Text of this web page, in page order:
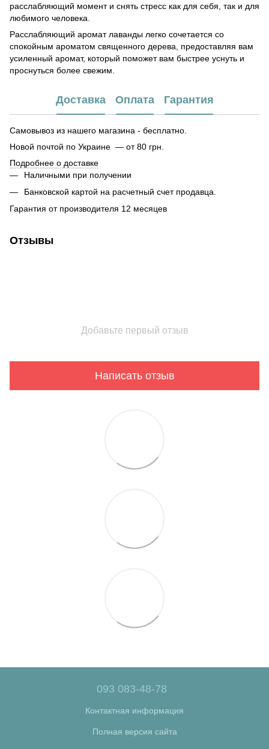
расслабляющий момент и снять стресс как для себя, так и для
любимого человека.
Расслабляющий аромат лаванды легко сочетается со
спокойным ароматом священного дерева, предоставляя вам
усиленный аромат, который поможет вам быстрее уснуть и
проснуться более свежим.
Доставка Оплата Гарантия
Самовывоз из нашего магазина - бесплатно.
Новой почтой по Украине — от 80 грн.
Подробнее о доставке
Наличными при получении
Банковской картой на расчетный счет продавца.
Гарантия от производителя 12 месяцев
Отзывы
Добавьте первый отзыв
Написать отзыв
093 083-48-78
Контактная информация
Полная версия сайта